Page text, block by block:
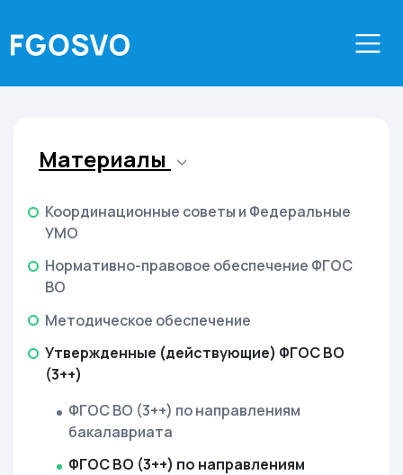
Материалы
Координационные советы и Федеральные
УМО
Нормативно-правовое обеспечение ФГОС
ВО
Методическое обеспечение
Утвержденные (действующие) ФГОС ВО
(3++)
ФГОС ВО (3++) по направлениям
бакалавриата
ФГОС ВО (3++) по направлениям